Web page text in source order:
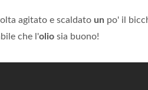
agitato e scaldato un po' il
che l'olio sia buono!